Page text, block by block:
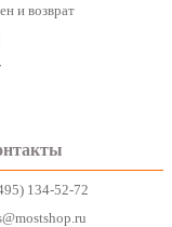
и возврат
134-52-72